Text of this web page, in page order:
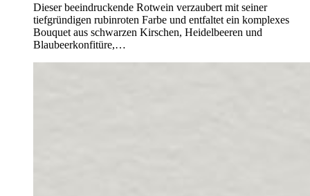
Dieser beeindruckende Rotwein verzaubert mit seiner
tiefgründigen rubinroten Farbe und entfaltet ein komplexes
Bouquet aus schwarzen Kirschen, Heidelbeeren und
Blaubeerkonfitüre,…